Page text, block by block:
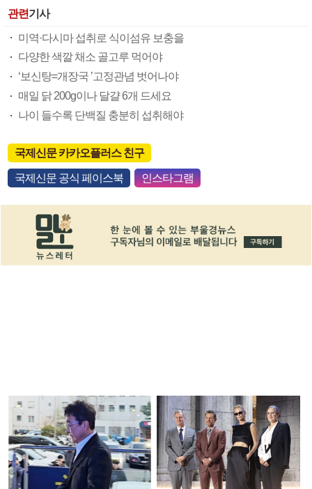
관련기사
미역·다시마 섭취로 식이섬유 보충을
다양한 색깔 채소 골고루 먹어야
‘보신탕=개장국 ’고정관념 벗어나야
매일 닭 200g이나 달걀 6개 드세요
나이 들수록 단백질 충분히 섭취해야
국제신문 카카오플러스 친구
국제신문 공식 페이스북 인스타그램